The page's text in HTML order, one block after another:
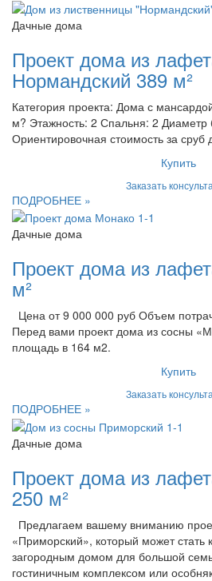
Дачные дома
Проект дома из
Нормандский 389 м²
Категория проекта: Дома с
м? Этажность: 2 Спальня: 2 Диаметр
Ориентировочная стоимость за
Купить
Заказать
ПОДРОБНЕЕ »
Дачные дома
Проект дома из
м²
Цена от 9 000 000 руб Объем
Перед вами проект дома из сосны
площадь в 164 м2.
Купить
Заказать
ПОДРОБНЕЕ »
Дачные дома
Проект дома из
250 м²
Предлагаем вашему вниманию
«Приморский», который может стать
загородным домом для большой
гостиничным комплексом или